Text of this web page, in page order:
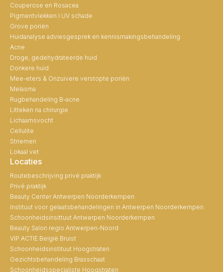
Couperose en Rosacea
Pigmentvlekken I UV schade
Grove poriën
Huidanalyse adviesgesprek en kennismakingsbehandeling
Acne
Droge, gedehydrateerde huid
Donkere huid
Mee-eters & Onzuivere verstopte poriën
Melasma
Rugbehandeling B-acne
Litteken na chirurgie
Lichaamsvocht
Cellulite
Striemen
Lokaal vet
Locaties
Routebeschrijving privé praktijk
Privé praktijk
Beauty Center Antwerpen Noorderkempen
Instituut voor gelaatsbehandelingen in Antwerpen Noorderkempen
Schoonheidsinsittuut Antwerpen Noorderkempen
Beauty Salon regio Antwerpen-Noord
VIP ACTIE België Bruist
Schoonheidsinstituut Hoogstraten
Gezichtsbehandeling Brasschaat
Schoonheidsspecialiste Hoogstraten